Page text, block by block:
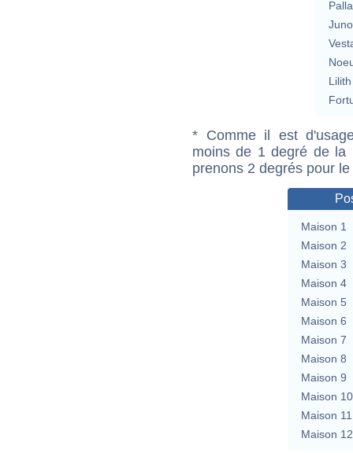
Lilith
* Comme il est
moins de 1 degré de la
prenons 2 degrés pour
Maison 1
Maison 2
Maison 3
Maison 4
Maison 5
Maison 6
Maison 7
Maison 8
Maison 9
Maison 10
Maison 11
Maison 12